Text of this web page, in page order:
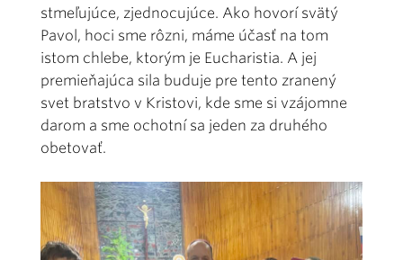
stmeľujúce, zjednocujúce. Ako hovorí svätý
Pavol, hoci sme rôzni, máme účasť na tom
istom chlebe, ktorým je Eucharistia. A jej
premieňajúca sila buduje pre tento zranený
svet bratstvo v Kristovi, kde sme si vzájomne
darom a sme ochotní sa jeden za druhého
obetovať.